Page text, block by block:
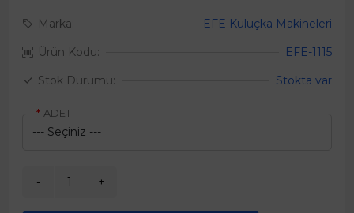
Marka:
EFE Kuluçka Makineleri
Ürün Kodu:
EFE-1115
Stok Durumu:
Stokta var
ADET